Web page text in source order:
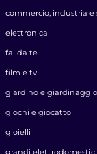
commercio, industria e
elettronica
fai da te
film e tv
giardino e giardinaggio
giochi e giocattoli
gioielli
grandi elettrodomestici